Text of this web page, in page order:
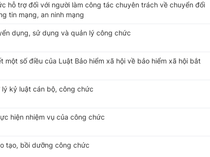
hỗ trợ đối với người làm công tác chuyên trách về chuyển đổi
tin mạng, an ninh mạng
dụng, sử dụng và quản lý công chức
một số điều của Luật Bảo hiểm xã hội về bảo hiểm xã hội bắt
kỷ luật cán bộ, công chức
hiện nhiệm vụ của công chức
tạo, bồi dưỡng công chức